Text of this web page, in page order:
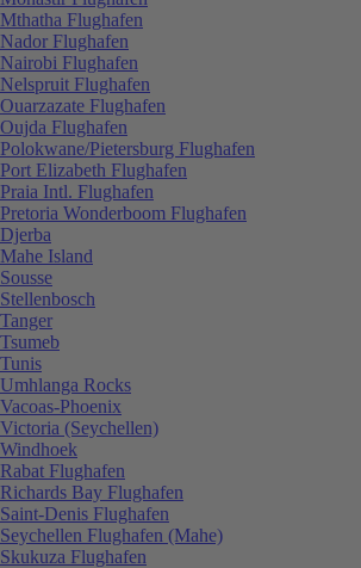
Mthatha Flughafen
Nador Flughafen
Nairobi Flughafen
Nelspruit Flughafen
Ouarzazate Flughafen
Oujda Flughafen
Polokwane/Pietersburg Flughafen
Port Elizabeth Flughafen
Praia Intl. Flughafen
Pretoria Wonderboom Flughafen
Djerba
Mahe Island
Sousse
Stellenbosch
Tanger
Tsumeb
Tunis
Umhlanga Rocks
Vacoas-Phoenix
Victoria (Seychellen)
Windhoek
Rabat Flughafen
Richards Bay Flughafen
Saint-Denis Flughafen
Seychellen Flughafen (Mahe)
Skukuza Flughafen